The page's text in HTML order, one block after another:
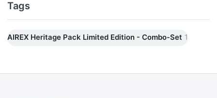
Tags
AIREX Heritage Pack Limited Edition - Combo-Set 1